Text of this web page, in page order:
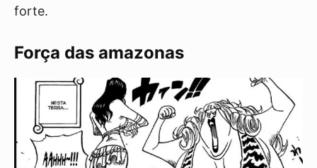
forte.
Força das amazonas